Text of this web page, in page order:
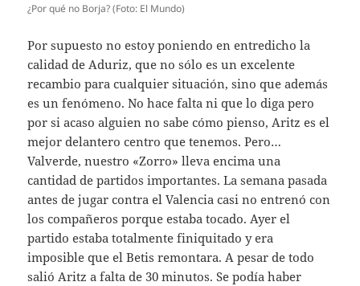
¿Por qué no Borja? (Foto: El Mundo)
Por supuesto no estoy poniendo en entredicho la
calidad de Aduriz, que no sólo es un excelente
recambio para cualquier situación, sino que además
es un fenómeno. No hace falta ni que lo diga pero
por si acaso alguien no sabe cómo pienso, Aritz es el
mejor delantero centro que tenemos. Pero…
Valverde, nuestro «Zorro» lleva encima una
cantidad de partidos importantes. La semana pasada
antes de jugar contra el Valencia casi no entrenó con
los compañeros porque estaba tocado. Ayer el
partido estaba totalmente finiquitado y era
imposible que el Betis remontara. A pesar de todo
salió Aritz a falta de 30 minutos. Se podía haber